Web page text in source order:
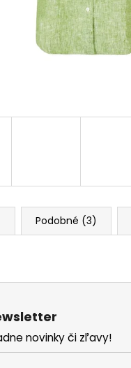
Podobné (3)
novinky či zľavy!